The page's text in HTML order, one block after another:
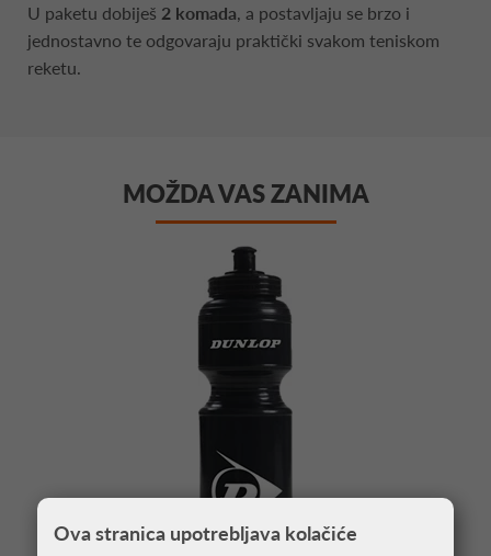
U paketu dobiješ 2 komada, a postavljaju se brzo i
jednostavno te odgovaraju praktički svakom teniskom
reketu.
MOŽDA VAS ZANIMA
Ova stranica upotrebljava kolačiće